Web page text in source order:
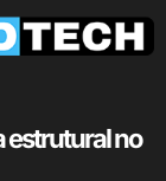
estrutural no